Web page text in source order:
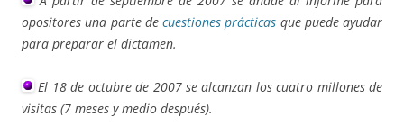
opositores una parte de cuestiones prácticas que puede ayudar
para preparar el dictamen.
El 18 de octubre de 2007 se alcanzan los cuatro millones de
visitas (7 meses y medio después).